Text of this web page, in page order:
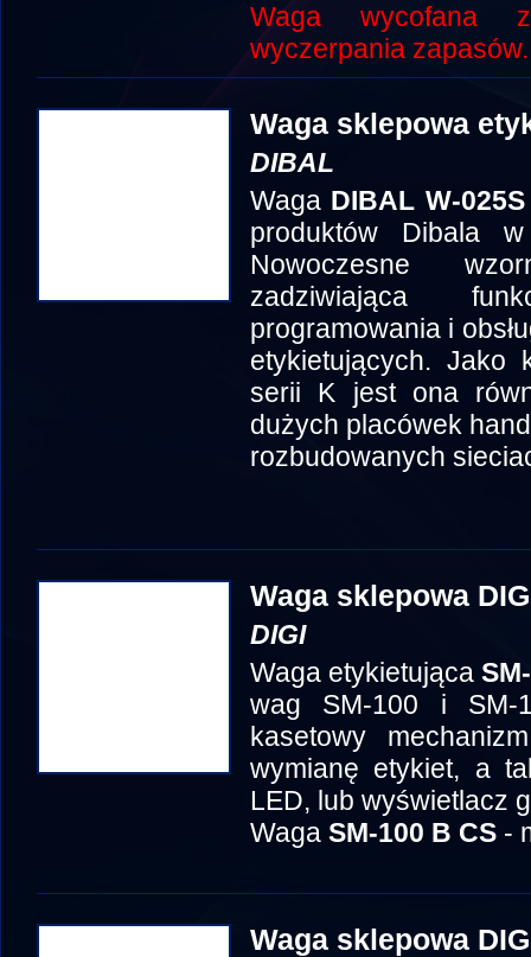
Waga wycofana
wyczerpania zapasów.
Waga sklepowa
DIBAL
Waga DIBAL W-025S
produktów Dibala
Nowoczesne
zadziwiająca
programowania i
etykietujących. Jako
serii K jest ona
dużych placówek
rozbudowanych
Waga sklepowa
DIGI
Waga etykietująca
wag SM-100 i SM-
kasetowy
wymianę etykiet, a
LED, lub wyświetlacz
Waga SM-100 B CS -
Waga sklepowa